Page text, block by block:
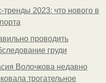
тренды 2023: что нового в
проводить
груди
Волочкова недавно
трогательное